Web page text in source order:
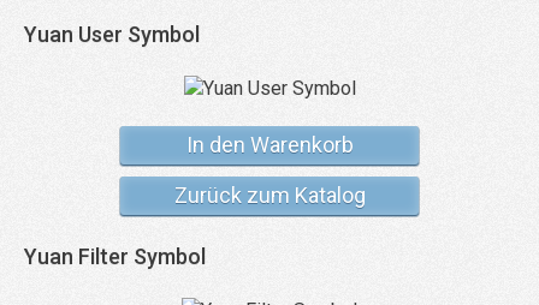
Yuan User Symbol
In den Warenkorb
Zurück zum Katalog
Yuan Filter Symbol